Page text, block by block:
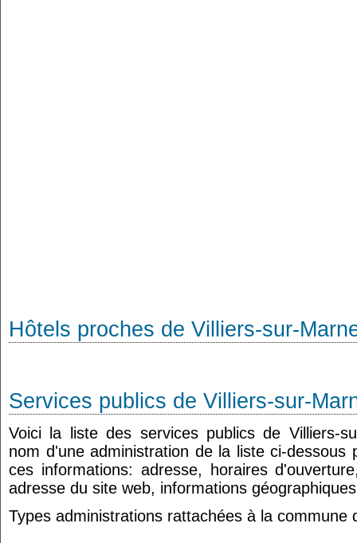
Hôtels proches de Villiers-sur-
Services publics de Villiers-sur-
Voici la liste des services publics de Villiers-
nom d'une administration de la liste ci-dessous
ces informations: adresse, horaires
adresse du site web, informations
Types administrations rattachées à la commune